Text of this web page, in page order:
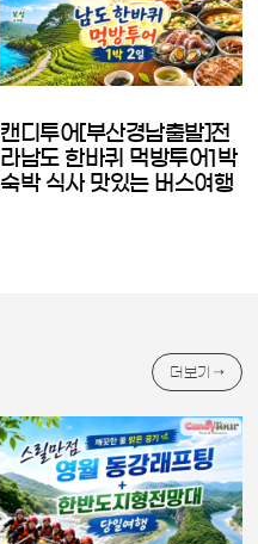
캔디투어[부산경남출발]전
라남도 한바퀴 먹방투어1박
숙박 식사 맛있는 버스여행
더보기 →